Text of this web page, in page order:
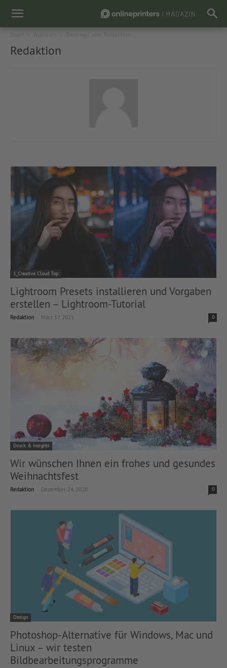
Redaktion
1_Creative Cloud Top
Lightroom Presets installieren und Vorgaben
erstellen – Lightroom-Tutorial
Redaktion März 17, 2021 0
Druck & Insights
Wir wünschen Ihnen ein frohes und gesundes
Weihnachtsfest
Redaktion Dezember 24, 2020 0
Design
Photoshop-Alternative für Windows, Mac und
Linux – wir testen
Bildbearbeitungsprogramme